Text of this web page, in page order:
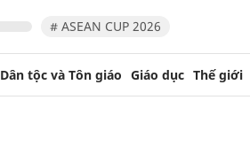
# ASEAN CUP 2026
Dân tộc và Tôn giáo Giáo dục Thế giới